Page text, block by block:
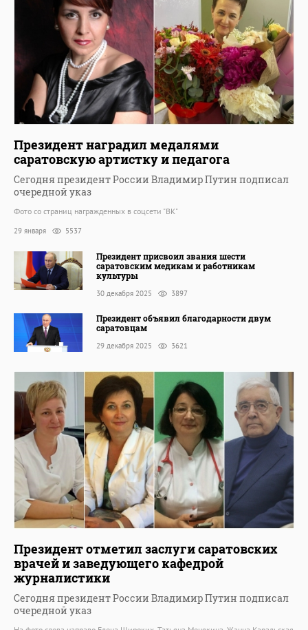
Президент наградил медалями
саратовскую артистку и педагога
Сегодня президент России Владимир Путин подписал
очередной указ
Фото со страниц награжденных в соцсети "ВК"
29 января 5537
Президент присвоил звания шести
саратовским медикам и работникам
культуры
30 декабря 2025 3897
Президент объявил благодарности двум
саратовцам
29 декабря 2025 3621
Президент отметил заслуги саратовских
врачей и заведующего кафедрой
журналистики
Сегодня президент России Владимир Путин подписал
очередной указ